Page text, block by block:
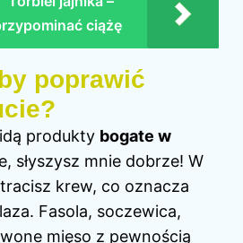
ciążę
poprawić
produkty bogate w
słyszysz mnie dobrze! W
krew, co oznacza
Fasola, soczewica,
mięso z pewnością